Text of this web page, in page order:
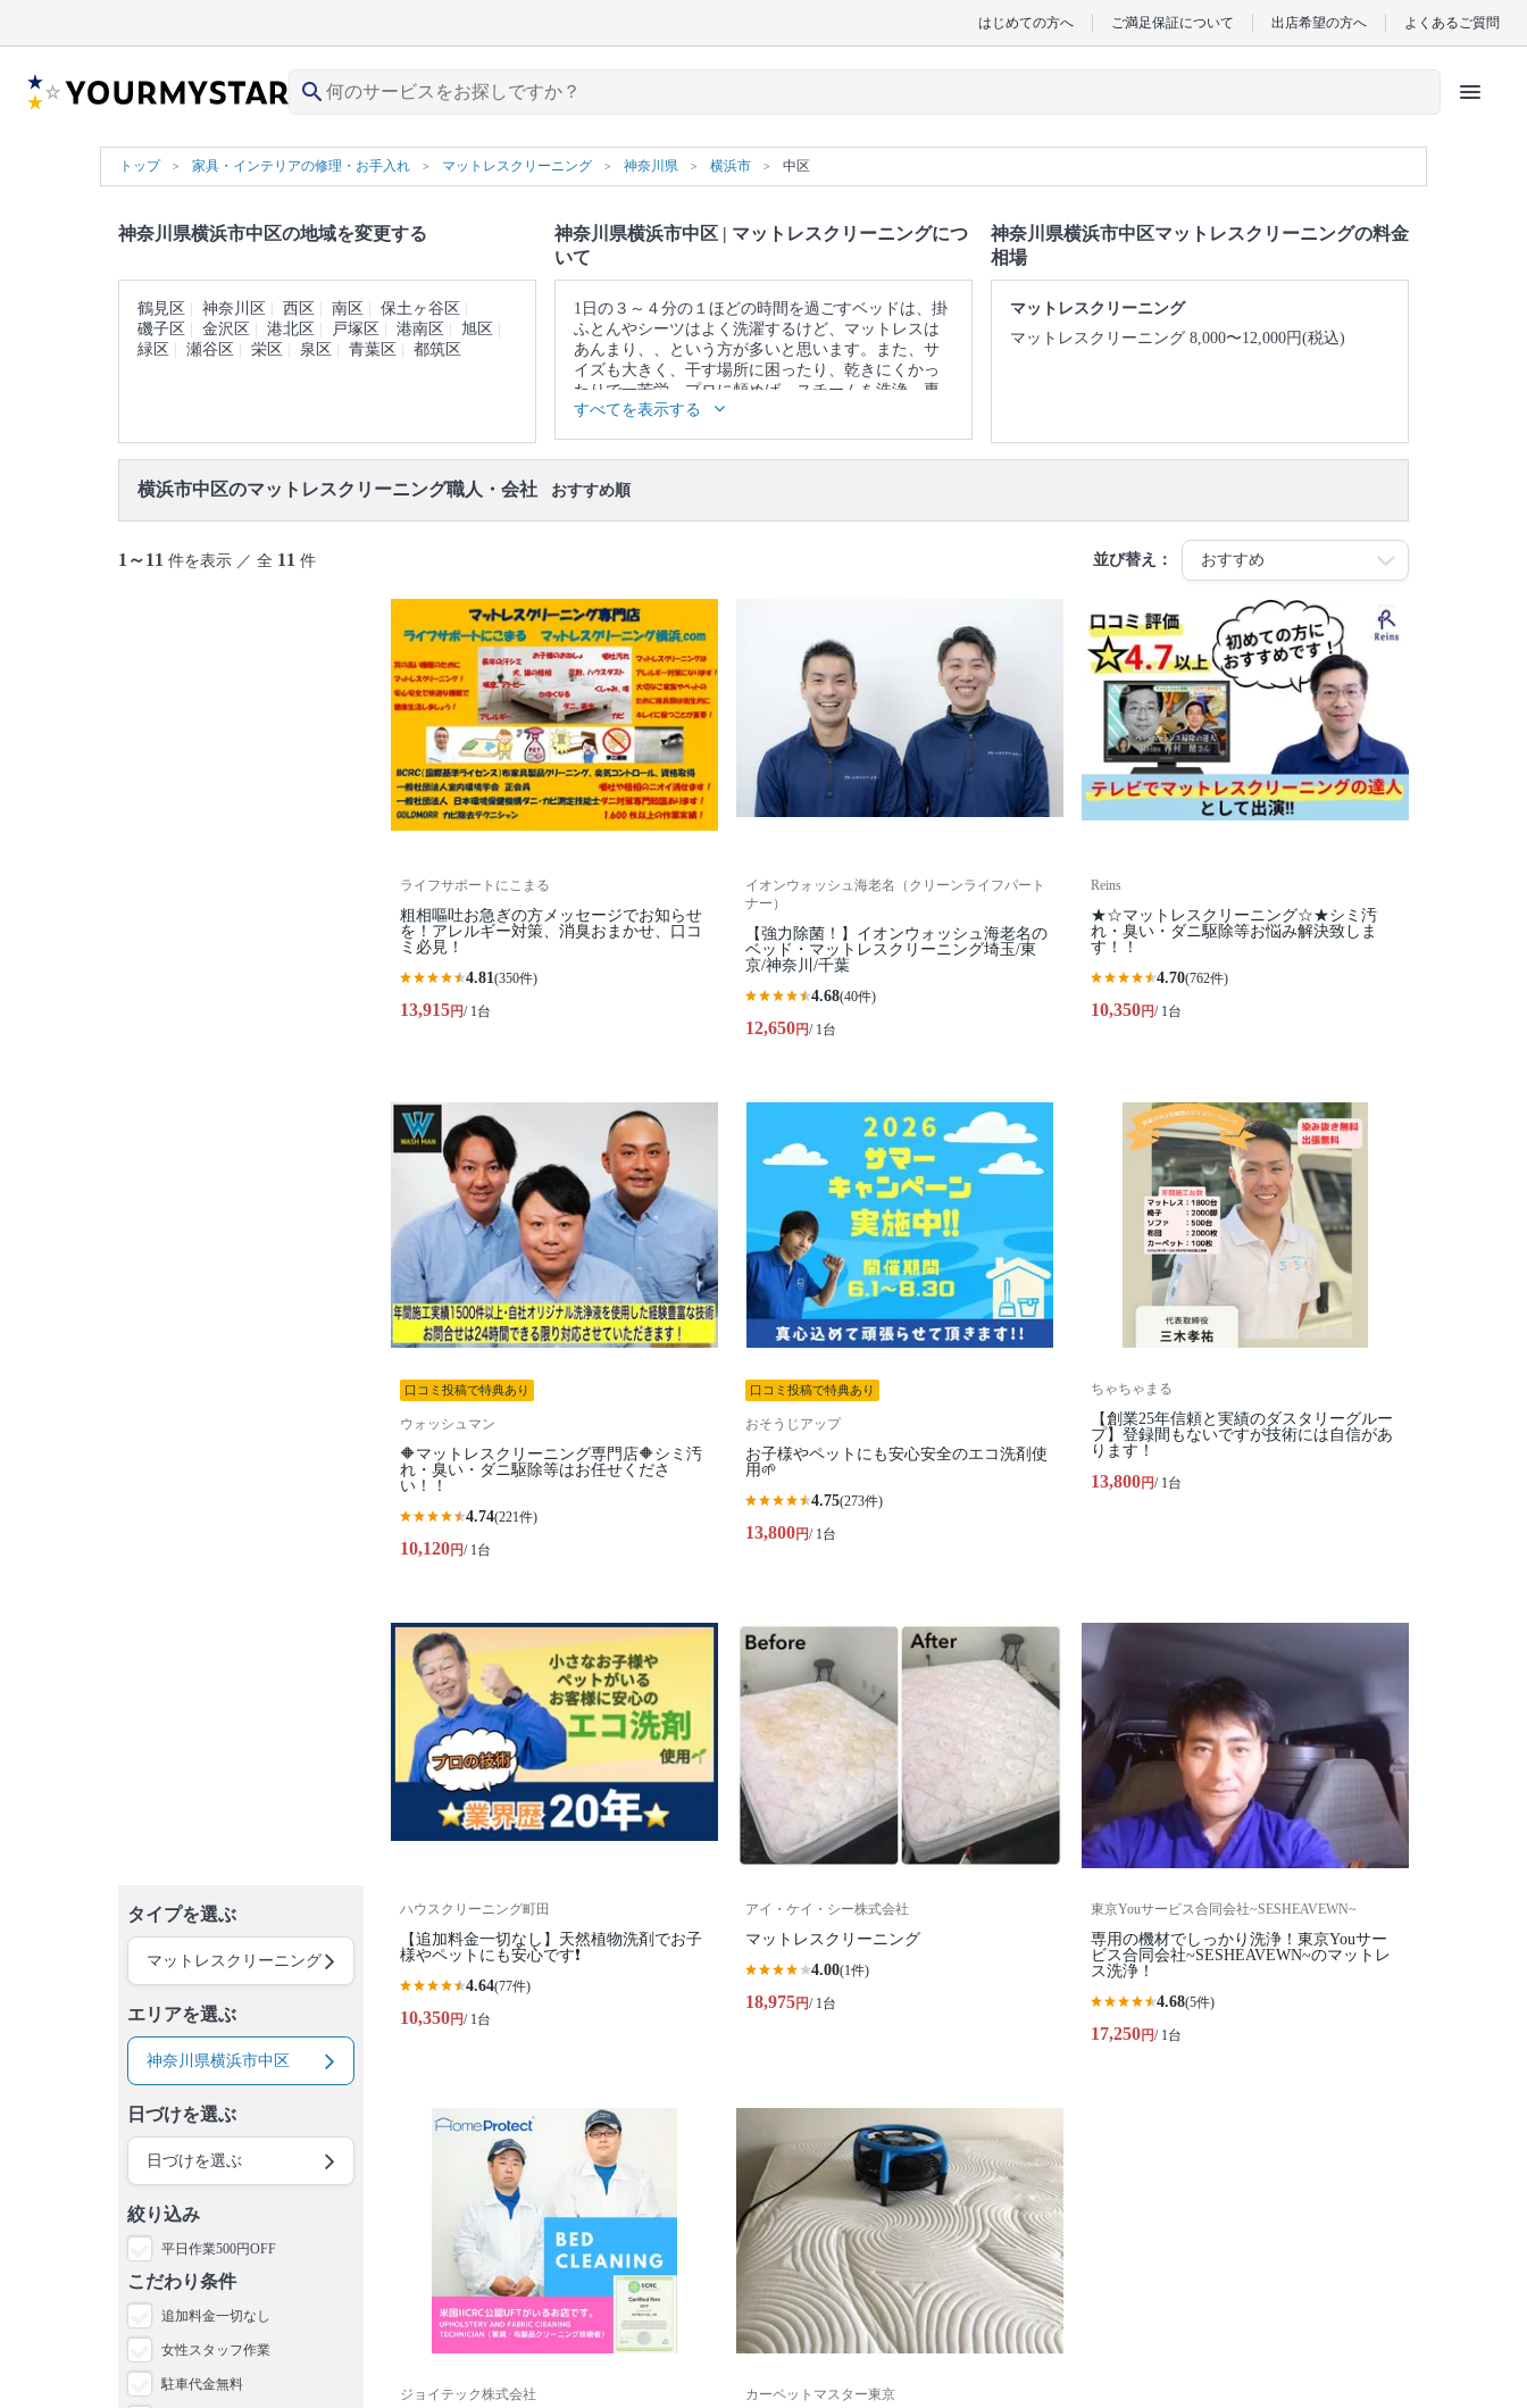
はじめての方へ ご満足保証について 出店希望の方へ よくあるご質問
search menu
トップ 家具・インテリアの修理・お手入れ マットレスクリーニング 神奈川県 横浜市 中区
神奈川県横浜市中区の地域を変更する
鶴見区 神奈川区 西区 南区
保土ヶ谷区
磯子区
金沢区 港北区 戸塚区 港南区
旭区
緑区
瀬谷区 栄区 泉区 青葉区 都筑区
神奈川県横浜市中区 | マットレスクリーニングにつ
いて
1日の３～４分の１ほどの時間を過ごすベッドは、掛
ふとんやシーツはよく洗濯するけど、マットレスは
あんまり、、という方が多いと思います。また、サ
イズも大きく、干す場所に困ったり、乾きにくかっ
たりで一苦労。プロに頼めば、スチームを洗浄、専
用機器での乾燥工程でクリーニングしたその日の夜
▼表示価格に含まれるマットレスクリーニングの作
業範囲
ります。
すべてを表示する
神奈川県横浜市中区マットレスクリーニングの料金
相場
マットレスクリーニング
マットレスクリーニング 8,000〜12,000円(税込)
横浜市中区のマットレスクリーニング職人・会社 おすすめ順
1～11 件を表示 ／ 全 11 件 並び替え：
タイプを選ぶ
マットレスクリーニング
エリアを選ぶ
神奈川県横浜市中区
日づけを選ぶ
日づけを選ぶ
絞り込み
平日作業500円OFF
こだわり条件
追加料金一切なし
女性スタッフ作業
駐車代金無料
ライフサポートにこまる
粗相嘔吐お急ぎの方メッセージでお知らせ
を！アレルギー対策、消臭おまかせ、口コ
ミ必見！
4.81(350件)
13,915円/ 1台
イオンウォッシュ海老名（クリーンライフパート
ナー）
【強力除菌！】イオンウォッシュ海老名の
ベッド・マットレスクリーニング埼玉/東
京/神奈川/千葉
4.68(40件)
12,650円/ 1台
Reins
★☆マットレスクリーニング☆★シミ汚
れ・臭い・ダニ駆除等お悩み解決致しま
す！！
4.70(762件)
10,350円/ 1台
口コミ投稿で特典あり
ウォッシュマン
🔶マットレスクリーニング専門店🔶シミ汚
れ・臭い・ダニ駆除等はお任せくださ
い！！
4.74(221件)
10,120円/ 1台
口コミ投稿で特典あり
おそうじアップ
お子様やペットにも安心安全のエコ洗剤使
用🌱
4.75(273件)
13,800円/ 1台
ちゃちゃまる
【創業25年信頼と実績のダスタリーグルー
プ】登録間もないですが技術には自信があ
ります！
13,800円/ 1台
ハウスクリーニング町田
【追加料金一切なし】天然植物洗剤でお子
様やペットにも安心です❗️
4.64(77件)
10,350円/ 1台
アイ・ケイ・シー株式会社
マットレスクリーニング
4.00(1件)
18,975円/ 1台
東京Youサービス合同会社~SESHEAVEWN~
専用の機材でしっかり洗浄！東京Youサー
ビス合同会社~SESHEAVEWN~のマットレ
ス洗浄！
4.68(5件)
17,250円/ 1台
ジョイテック株式会社 カーペットマスター東京